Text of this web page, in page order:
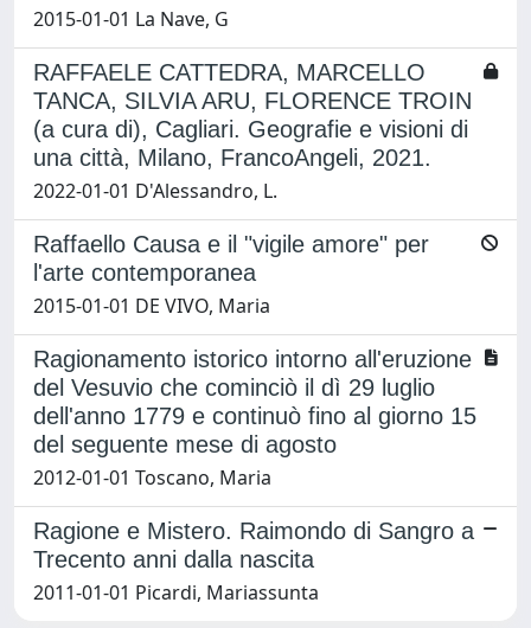
2015-01-01 La Nave, G
RAFFAELE CATTEDRA, MARCELLO
TANCA, SILVIA ARU, FLORENCE TROIN
(a cura di), Cagliari. Geografie e visioni di
una città, Milano, FrancoAngeli, 2021.
2022-01-01 D'Alessandro, L.
Raffaello Causa e il "vigile amore" per
l'arte contemporanea
2015-01-01 DE VIVO, Maria
Ragionamento istorico intorno all'eruzione
del Vesuvio che cominciò il dì 29 luglio
dell'anno 1779 e continuò fino al giorno 15
del seguente mese di agosto
2012-01-01 Toscano, Maria
Ragione e Mistero. Raimondo di Sangro a
Trecento anni dalla nascita
2011-01-01 Picardi, Mariassunta